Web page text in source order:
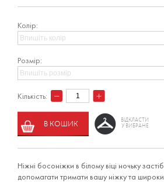
Колір:
Розмір:
Кількість:
В КОШИК ВІДКЛАСТИ
У ВИБРАНЕ
Ніжні босоніжки в білому віці ночьку
допомагати тримати вашу ніжку та